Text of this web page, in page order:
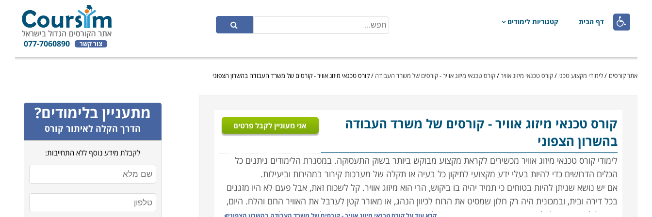
 דף הבית קטגוריות לימודים
צור קשר 077-7060890
אתר קורסים /לימודי מקצוע טכני /קורס טכנאי מיזוג אוויר/קורס טכנאי מיזוג אוויר - קורסים של משרד העבודה /קורס טכנאי מיזוג אוויר - קורסים של משרד העבודה בהשרון הצפוני
קורס טכנאי מיזוג אוויר- קורסים של משרד העבודה
בהשרון הצפוני
אני מעוניין לקבל פרטים
לימודי קורס טכנאי מיזוג אוויר מכשירים לקראת מקצוע מבוקש ביותר בשוק התעסוקה. במסגרת הלימודים ניתנים כל
הכלים הדרושים כדי להיות בעלי ידע מקצועי לתיקון כל בעיה או תקלה של מערכות קירור במהירות וביעילות.
אם יש נושא שניתן להיות בטוחים כי תמיד יהיה בו ביקוש, הרי הוא מיזוג אוויר. קל לשכוח זאת, אבל פעם לא היו מזגנים
בכל דירה ובית, ובמכונית היה רק חלון שמסיט את הרוח לכיוון הנהג, או מאורר קטן לערבל את האוויר החם והלח. היום,
אם חלילה וחס יתקלקל הקירור בעבודה בצהרי חודש יולי או אוגוסט, רוב הבוסים ירחמו על הצוות, וישלחו אותם הביתה
מתעניין בלימודים?
הדרך הקלה לאיתור קורס
לקבלת מידע נוסף ללא התחייבות: